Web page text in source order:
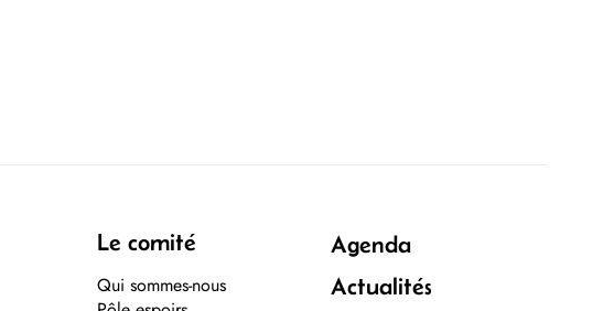
Le comité
Qui sommes-nous
Agenda
Actualités